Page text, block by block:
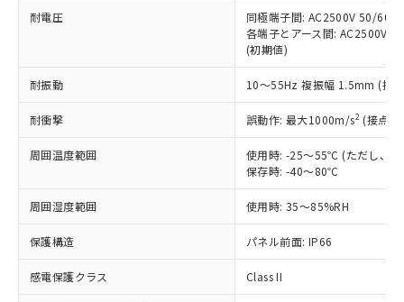
耐電圧
同極端子間: AC2500V 50/
各端子とアース間: AC2500V
(初期値)
耐振動 10～55Hz 複振幅 1.5mm (接
耐衝撃 誤動作: 最大1000m/s2 (接点
周囲温度範囲
使用時: -25～55℃ (ただし、氷
保存時: -40～80℃
周囲湿度範囲 使用時: 35～85%RH
保護構造 パネル前面: IP66
感電保護クラス Class II
オムロン制御機器販売店や当社販売拠
販売ネットワーク
」をご確認
在庫状況および標準価格結果を当社の
事前の承諾なく第三者に漏洩または開
示しないようお願いします。
マイパーツ機能（部品リスト作成サー
ビス）をご利用いただくには、I-Web
メンバーズにご登録されている必要が
お客様が当ウェブサイト上で当社にご
登録された部品リストについて、当社
および当社の共同利用者が、当社の製
品・サービスに関するお客様との取
引・商談に必要な範囲で利用すること
フタル酸エステル類の４物質については閾値を超える意
図的な使用がないことを確認しています。
部品在庫の切り替え状況などにより、予定
月が前後することがあります。
※3 非含有証明書ダウンロード
下記の非含有証明書をダウンロードするこ
とができます。
「ｅ」：有害物質（10物質）のすべてが基
準値以下であることを示します。
「10」：通常の使用状況下において有害物
質が外部に漏えいし、環境に深刻な影響を
及ぼさない年数を意味します。
「－」：未確認です。当社販売部門へお問
い合わせください。
ル、化学兵器、生物兵器またはその他
武器並びにこれらの製造装置等に一切
当社は、貴社製品を第三者に販売する
場合は、上記1、2および3の内容を当
該第三者に通知します。また当社は、
販売先および販売に係わる関係者が違
法に輸出するおそれがある場合は、取
り引きをいたしません。
キャンセル
在庫なし(最新の在庫状況につ
いては、お客様のお取引先、ま
たはお客様担当のオムロン制御
機器販売店・当社販売員にご確
白
受注生産機種、また在庫状況の
情報を公開していない機種